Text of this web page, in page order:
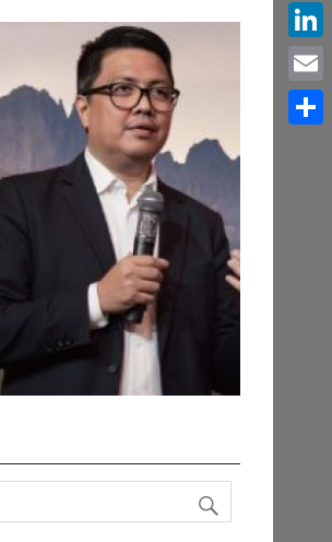
Email